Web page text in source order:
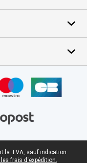
la TVA, sauf indication
les frais d'expédition.